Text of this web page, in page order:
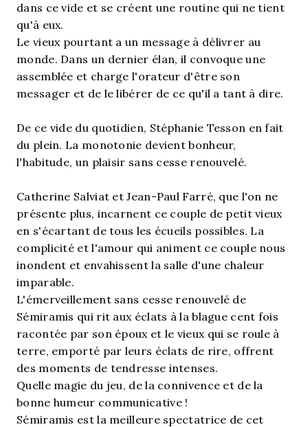
dans ce vide et se créent une routine qui ne tient
qu'à eux.
Le vieux pourtant a un message à délivrer au
monde. Dans un dernier élan, il convoque une
assemblée et charge l'orateur d'être son
messager et de le libérer de ce qu'il a tant à dire.
De ce vide du quotidien, Stéphanie Tesson en fait
du plein. La monotonie devient bonheur,
l'habitude, un plaisir sans cesse renouvelé.
Catherine Salviat et Jean-Paul Farré, que l'on ne
présente plus, incarnent ce couple de petit vieux
en s'écartant de tous les écueils possibles. La
complicité et l'amour qui animent ce couple nous
inondent et envahissent la salle d'une chaleur
imparable.
L'émerveillement sans cesse renouvelé de
Sémiramis qui rit aux éclats à la blague cent fois
racontée par son époux et le vieux qui se roule à
terre, emporté par leurs éclats de rire, offrent
des moments de tendresse intenses.
Quelle magie du jeu, de la connivence et de la
bonne humeur communicative !
Sémiramis est la meilleure spectatrice de cet